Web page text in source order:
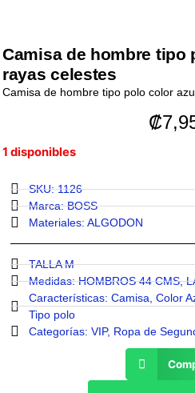
Camisa de hombre tipo
rayas celestes
Camisa de hombre tipo polo color
₡
1 disponibles
SKU: 1126
Marca:BOSS
Materiales: ALGODON
TALLA M
Medidas:HOMBROS 44 CMS,
Características: Camisa Color
Tipo polo
Categorías: VIP, Ropa de